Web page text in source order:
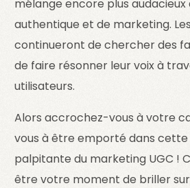
mélange encore plus
authentique et de marketing.
continueront de chercher des
de faire résonner leur voix à
utilisateurs.
Alors accrochez-vous à votre
vous à être emporté dans
palpitante du marketing UGC !
être votre moment de briller